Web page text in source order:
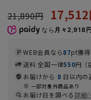
21,890円 17,512
なら 月々2,918円
WEB会員なら87pt獲得
送料 全国一律550円（
お届けから 8 日以内の
一部対象外商品あり
お届け日を調べる詳細